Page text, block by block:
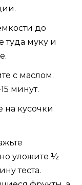
до
туда муку и
с маслом.
минут.
на кусочки
уложите ½
теста.